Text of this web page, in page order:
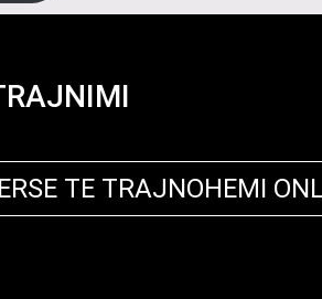
TE TRAJNOHEMI